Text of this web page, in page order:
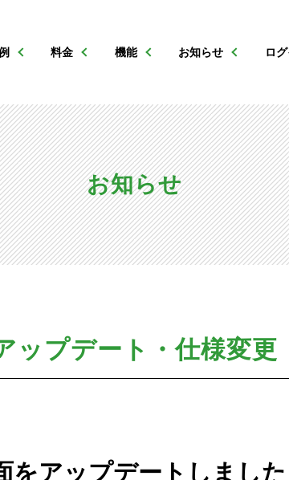
料金 機能 お知らせ ロ
お知らせ
ップデート・仕様変更
をアップデートしました